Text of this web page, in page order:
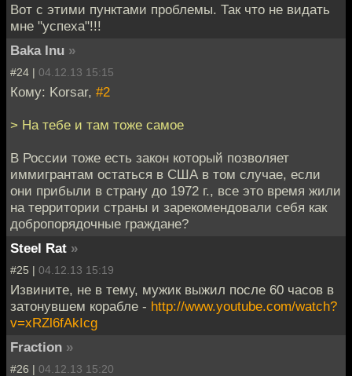
Вот с этими пунктами проблемы. Так что не видать
мне "успеха"!!!
Baka Inu »
#24 | 04.12.13 15:15
Кому: Korsar, #2
> На тебе и там тоже самое
В России тоже есть закон который позволяет
иммигрантам остаться в США в том случае, если
они прибыли в страну до 1972 г., все это время жили
на территории страны и зарекомендовали себя как
добропорядочные граждане?
Steel Rat »
#25 | 04.12.13 15:19
Извините, не в тему, мужик выжил после 60 часов в
затонувшем корабле - http://www.youtube.com/watch?
v=xRZl6fAkIcg
Fraction »
#26 | 04.12.13 15:20